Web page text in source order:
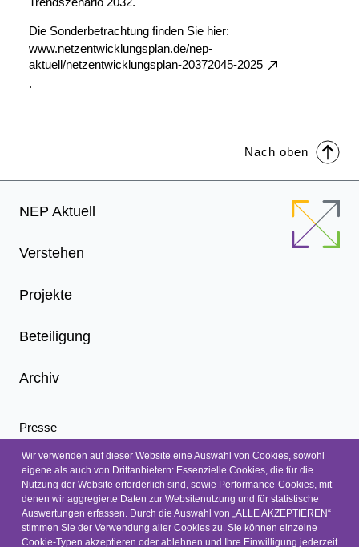
Die Sonderbetrachtung finden Sie hier:
www.netzentwicklungsplan.de/nep-
aktuell/netzentwicklungsplan-20372045-2025
.
Nach oben
Footer
NEP Aktuell
Verstehen
Projekte
Beteiligung
Archiv
Presse
Infoletter
Nachrichten
Kontakt
Barrierefreiheit
Barriere melden
Wir verwenden auf dieser Website eine Auswahl von Cookies, sowohl
eigene als auch von Drittanbietern: Essenzielle Cookies, die für die
Nutzung der Website erforderlich sind, sowie Performance-Cookies, mit
denen wir aggregierte Daten zur Websitenutzung und für statistische
Auswertungen erfassen. Durch die Auswahl von „ALLE AKZEPTIEREN“
stimmen Sie der Verwendung aller Cookies zu. Sie können einzelne
Cookie-Typen akzeptieren oder ablehnen und Ihre Einwilligung jederzeit